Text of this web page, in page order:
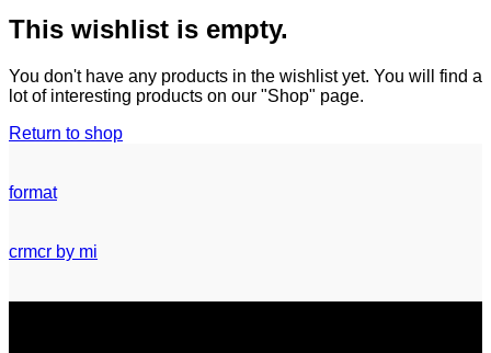
This wishlist is empty.
You don't have any products in the wishlist yet. You will find a
lot of interesting products on our "Shop" page.
Return to shop
format
crmcr by mi